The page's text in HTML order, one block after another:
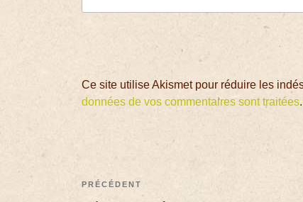
Ce site utilise Akismet pour réduire les
données de vos commentaires sont traitées.
PRÉCÉDENT